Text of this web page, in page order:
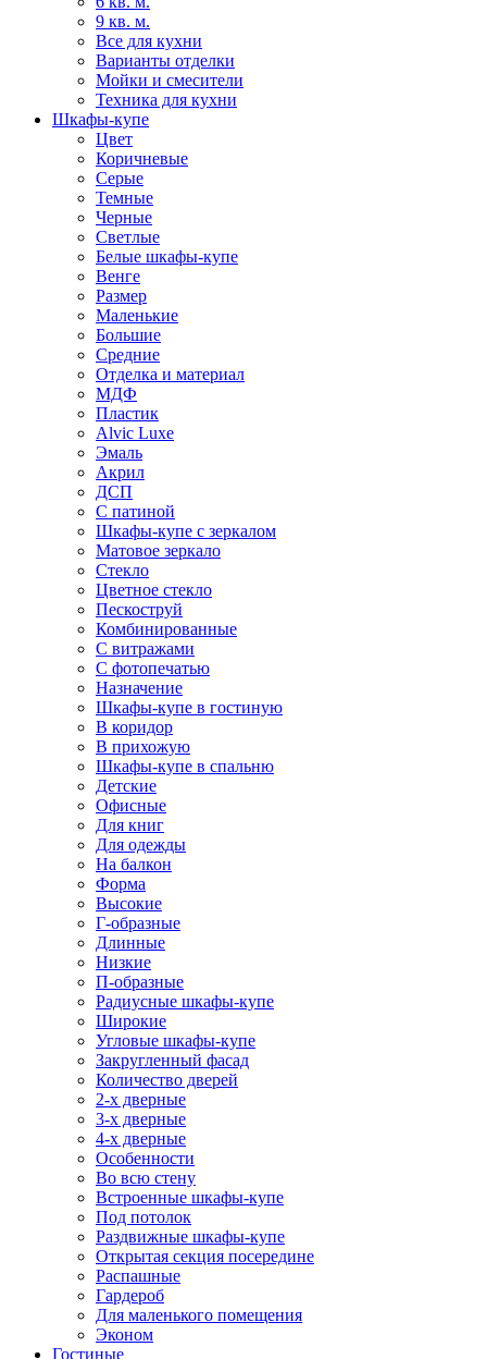
9 кв. м.
Все для кухни
Варианты отделки
Мойки и смесители
Техника для кухни
Шкафы-купе
Цвет
Коричневые
Серые
Темные
Черные
Светлые
Белые шкафы-купе
Венге
Размер
Маленькие
Большие
Средние
Отделка и материал
МДФ
Пластик
Alvic Luxe
Эмаль
Акрил
ДСП
С патиной
Шкафы-купе с зеркалом
Матовое зеркало
Стекло
Цветное стекло
Пескоструй
Комбинированные
С витражами
С фотопечатью
Назначение
Шкафы-купе в гостиную
В коридор
В прихожую
Шкафы-купе в спальню
Детские
Офисные
Для книг
Для одежды
На балкон
Форма
Высокие
Г-образные
Длинные
Низкие
П-образные
Радиусные шкафы-купе
Широкие
Угловые шкафы-купе
Закругленный фасад
Количество дверей
2-х дверные
3-х дверные
4-х дверные
Особенности
Во всю стену
Встроенные шкафы-купе
Под потолок
Раздвижные шкафы-купе
Открытая секция посередине
Распашные
Гардероб
Для маленького помещения
Эконом
Гостиные